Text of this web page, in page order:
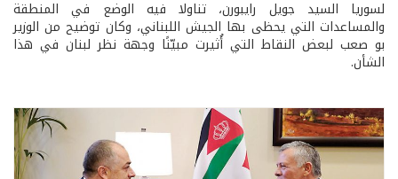
لسوريا السيد جويل رايبورن، تناولا فيه الوضع في المنطقة
والمساعدات التي يحظى بها الجيش اللبناني، وكان توضيح من الوزير
بو صعب لبعض النقاط التي أُثيرت مبيّنًا وجهة نظر لبنان في هذا
الشأن.